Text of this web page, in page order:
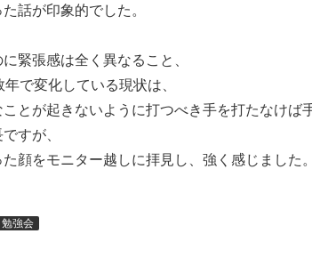
た話が印象的でした。
緊張感は全く異なること、
で変化している現状は、
とが起きないように打つべき手を打たなけば
すが、
顔をモニター越しに拝見し、強く感じました。
強会